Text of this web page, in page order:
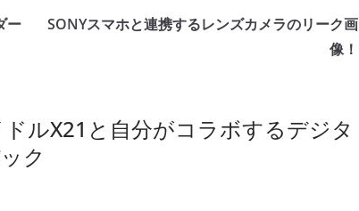
ー
SONYスマホと連携するレンズカメラのリーク画
像！
ルX21と自分がコラボするデジタ
ク